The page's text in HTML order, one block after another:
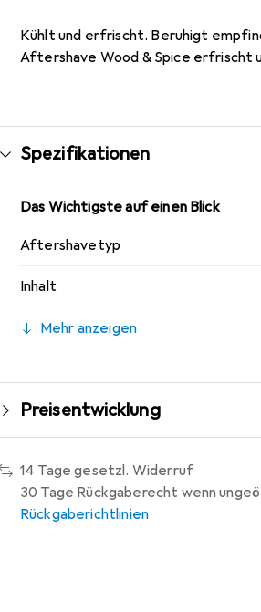
Kühlt und erfrischt. Beruhigt
Aftershave Wood & Spice erfrischt
Spezifikationen
Das Wichtigste auf einen Blick
Aftershavetyp
Inhalt
Mehr anzeigen
Preisentwicklung
14 Tage gesetzl. Widerruf
30 Tage Rückgaberecht wenn
Rückgaberichtlinien